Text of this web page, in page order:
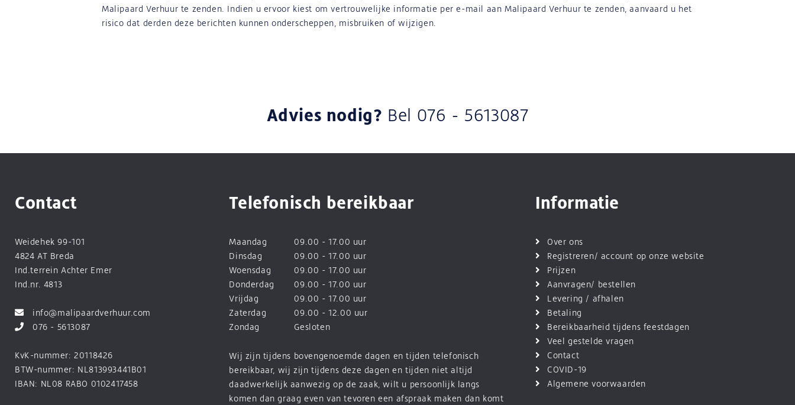
Malipaard Verhuur te zenden. Indien u ervoor kiest om vertrouwelijke informatie per e-mail aan Malipaard Verhuur te zenden, aanvaard u het
risico dat derden deze berichten kunnen onderscheppen, misbruiken of wijzigen.
Advies nodig? Bel 076 - 5613087
Contact
Weidehek 99-101
4824 AT Breda
Ind.terrein Achter Emer
Ind.nr. 4813
info@malipaardverhuur.com
076 - 5613087
KvK-nummer: 20118426
BTW-nummer: NL813993441B01
IBAN: NL08 RABO 0102417458
Telefonisch bereikbaar
Maandag
09.00 - 17.00 uur
Dinsdag
09.00 - 17.00 uur
Woensdag
09.00 - 17.00 uur
Donderdag
09.00 - 17.00 uur
Vrijdag
09.00 - 17.00 uur
Zaterdag
09.00 - 12.00 uur
Zondag
Gesloten
Wij zijn tijdens bovengenoemde dagen en tijden telefonisch
bereikbaar, wij zijn tijdens deze dagen en tijden niet altijd
daadwerkelijk aanwezig op de zaak, wilt u persoonlijk langs
komen dan graag even van tevoren een afspraak maken dan komt
Informatie
Over ons
Registreren/ account op onze website
Prijzen
Aanvragen/ bestellen
Levering / afhalen
Betaling
Bereikbaarheid tijdens feestdagen
Veel gestelde vragen
Contact
COVID-19
Algemene voorwaarden